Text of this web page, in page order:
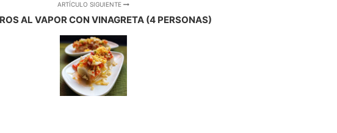
ARTÍCULO SIGUIENTE
AL VAPOR CON VINAGRETA (4 PERSONAS)